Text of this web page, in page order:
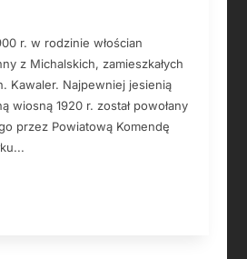
r. w rodzinie włościan
z Michalskich, zamieszkałych
Kawaler. Najpewniej jesienią
wiosną 1920 r. został powołany
przez Powiatową Komendę